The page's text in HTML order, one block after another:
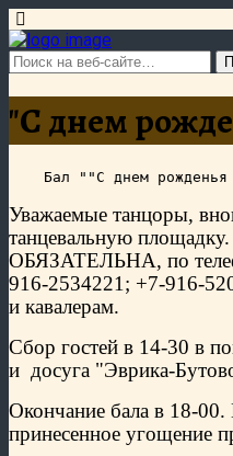
"С днем
Уважаемые танцоры,
танцевальную площадку.
ОБЯЗАТЕЛЬНА, по
916-2534221; +7-916-
и кавалерам.
Сбор гостей в 14-30 в
и досуга "Эврика-
Окончание бала в 18-00.
принесенное угощение